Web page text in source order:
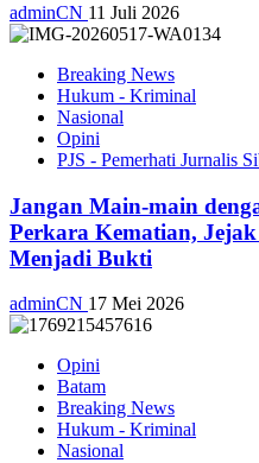
adminCN 11 Juli 2026
Breaking News
Hukum - Kriminal
Nasional
Opini
PJS - Pemerhati Jurnalis
Jangan Main-main
Perkara Kematian,
Menjadi Bukti
adminCN 17 Mei 2026
Opini
Batam
Breaking News
Hukum - Kriminal
Nasional